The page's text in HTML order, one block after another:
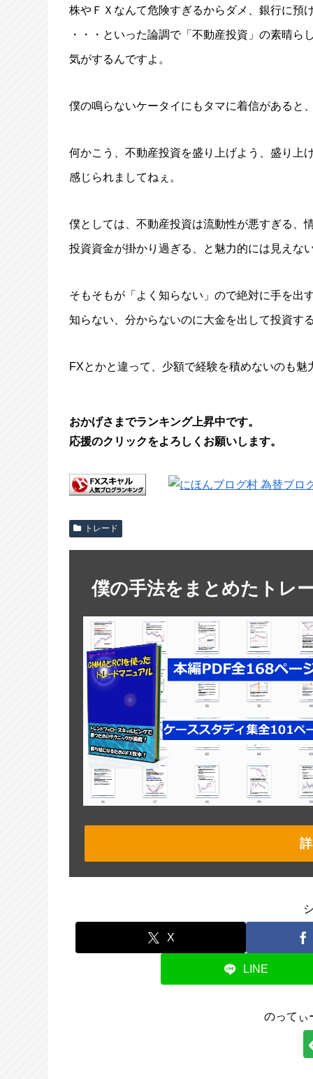
株やＦＸなんて危険すぎるからダメ、銀行に預
・・・といった論調で「不動産投資」の素晴ら
気がするんですよ。
僕の鳴らないケータイにもタマに着信があると
何かこう、不動産投資を盛り上げよう、盛り上
感じられましてねぇ。
僕としては、不動産投資は流動性が悪すぎる、
投資資金が掛かり過ぎる、と魅力的には見えな
そもそもが「よく知らない」ので絶対に手を出
知らない、分からないのに大金を出して投資す
FXとかと違って、少額で経験を積めないのも
おかげさまでランキング上昇中です。
応援のクリックをよろしくお願いします。
トレード
僕の手法をまとめたトレ
X
LINE
のってぃ